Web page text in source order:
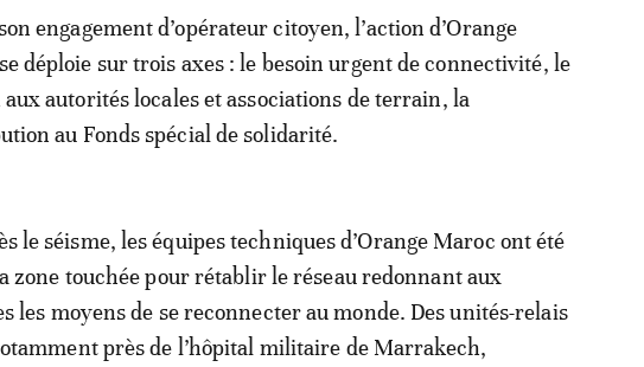
engagement d’opérateur citoyen, l’action d’Orange
déploie sur trois axes : le besoin urgent de connectivité, le
aux autorités locales et associations de terrain, la
au Fonds spécial de solidarité.
le séisme, les équipes techniques d’Orange Maroc ont été
zone touchée pour rétablir le réseau redonnant aux
les moyens de se reconnecter au monde. Des unités-relais
près de l’hôpital militaire de Marrakech,